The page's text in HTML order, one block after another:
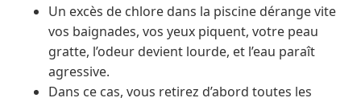
Un excès de chlore dans la piscine dérange vite
vos baignades, vos yeux piquent, votre peau
gratte, l’odeur devient lourde, et l’eau paraît
agressive.
Dans ce cas, vous retirez d’abord toutes les